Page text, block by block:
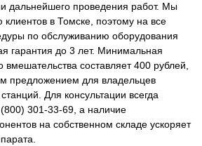
дальнейшего проведения работ. Мы
в Томске, поэтому на все
по обслуживанию оборудования
гарантия до 3 лет. Минимальная
вмешательства составляет 400 рублей,
предложением для владельцев
Для консультации всегда
301-33-69, а наличие
на собственном складе ускоряет